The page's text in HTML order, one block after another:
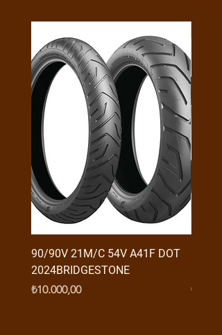
90/90V 21M/C 54V A41F DOT
2024BRIDGESTONE
Fiyat
₺10.000,00
Fiyat
₺950,00